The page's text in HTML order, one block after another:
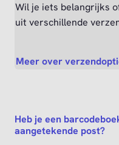
Wil je iets belangrijks
uit verschillende
Meer over
Heb je een
aangetekende post?